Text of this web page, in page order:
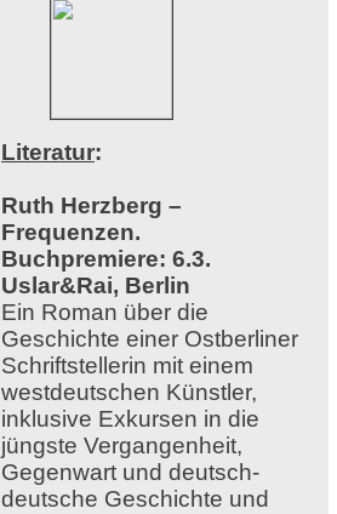
Literatur:
Ruth Herzberg –
Frequenzen.
Buchpremiere: 6.3.
Uslar&Rai, Berlin
Ein Roman über die
Geschichte einer Ostberliner
Schriftstellerin mit einem
westdeutschen Künstler,
inklusive Exkursen in die
jüngste Vergangenheit,
Gegenwart und deutsch-
deutsche Geschichte und